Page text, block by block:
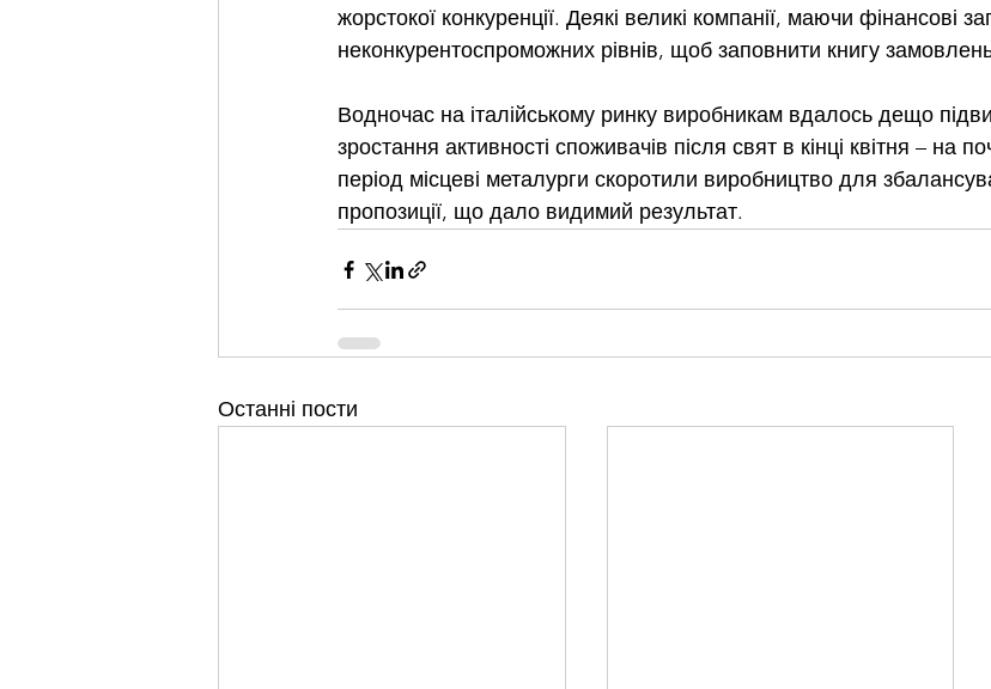
жорстокої конкуренції. Деякі великі компанії, маючи фінансові
неконкурентоспроможних рівнів, щоб заповнити книгу
Водночас на італійському ринку виробникам вдалось дещо
зростання активності споживачів після свят в кінці квітня – на
період місцеві металурги скоротили виробництво для
пропозиції, що дало видимий результат.
Останні пости